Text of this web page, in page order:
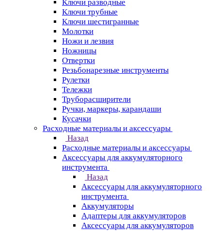
Ключи разводные
Ключи трубные
Ключи шестигранные
Молотки
Ножи и лезвия
Ножницы
Отвертки
Резьбонарезные инструменты
Рулетки
Тележки
Труборасширители
Ручки, маркеры, карандаши
Кусачки
Расходные материалы и аксессуары
Назад
Расходные материалы и аксессуары
Аксессуары для аккумуляторного
инструмента
Назад
Аксессуары для аккумуляторного
инструмента
Aккумуляторы
Адаптеры для аккумуляторов
Аксессуары для аккумуляторов